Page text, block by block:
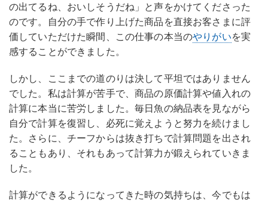
の出てるね、おいしそうだね」と声をかけてくださった
のです。自分の手で作り上げた商品を直接お客さまに評
価していただけた瞬間、この仕事の本当のやりがいを実
感することができました。
しかし、ここまでの道のりは決して平坦ではありません
でした。私は計算が苦手で、商品の原価計算や値入れの
計算に本当に苦労しました。毎日魚の納品表を見ながら
自分で計算を復習し、必死に覚えようと努力を続けまし
た。さらに、チーフからは抜き打ちで計算問題を出され
ることもあり、それもあって計算力が鍛えられていきま
した。
計算ができるようになってきた時の気持ちは、今でもは